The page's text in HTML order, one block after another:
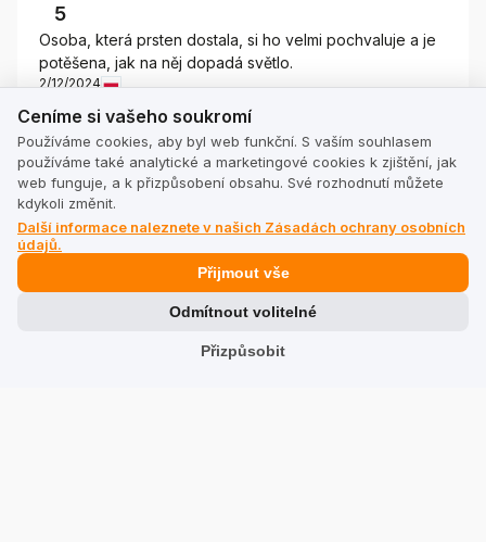
Zobrazit originál
5
Osoba, která prsten dostala, si ho velmi pochvaluje a je
potěšena, jak na něj dopadá světlo.
2/12/2024
0
0
Zuzanna Externí recenze
5
Naprosto unikátní, neexistuje žádný další jako on!
Ceníme si vašeho soukromí
Používáme cookies, aby byl web funkční. S vaším souhlasem
používáme také analytické a marketingové cookies k zjištění, jak
web funguje, a k přizpůsobení obsahu. Své rozhodnutí můžete
kdykoli změnit.
Další informace naleznete v našich Zásadách ochrany osobních
údajů.
Přizpůsobit
Odmítnout volitelné
Přijmout vše